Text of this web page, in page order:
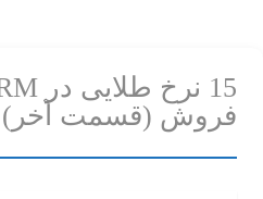
فروش (قسمت آخر)